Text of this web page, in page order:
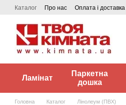
Перейти до основного контенту
Каталог Про нас Оплата і доставка
Ламінат
Паркетна
дошка
Головна Каталог Лінолеум (ПВХ)